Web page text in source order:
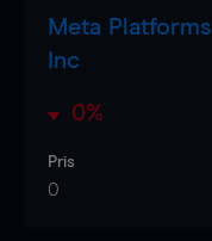
Meta Platforms
Inc
0%
Pris
0